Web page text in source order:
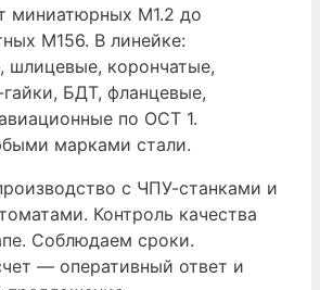
миниатюрных М1.2 до
М156. В линейке:
шлицевые, корончатые,
БДТ, фланцевые,
по ОСТ 1.
марками стали.
с ЧПУ-станками и
Контроль качества
Соблюдаем сроки.
— оперативный ответ и